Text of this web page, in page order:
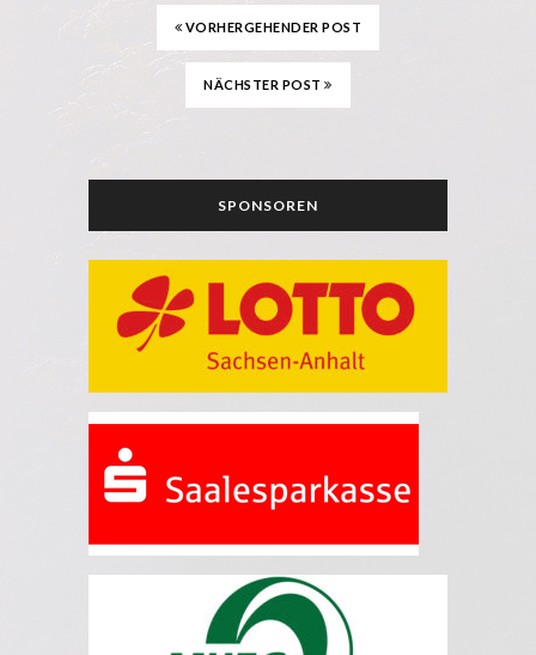
VORHERGEHENDER POST
NÄCHSTER POST
SPONSOREN